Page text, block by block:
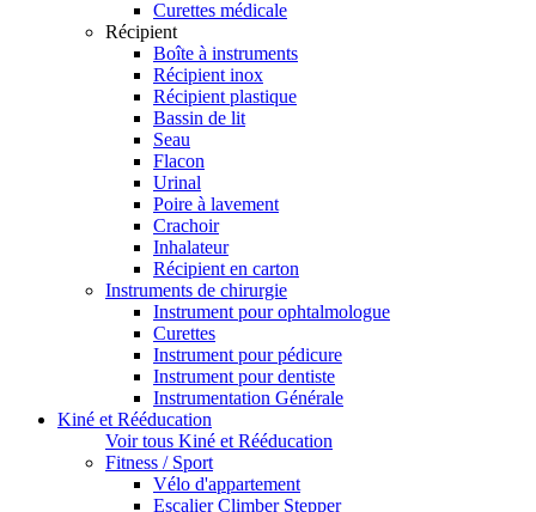
Curettes médicale
Récipient
Boîte à instruments
Récipient inox
Récipient plastique
Bassin de lit
Seau
Flacon
Urinal
Poire à lavement
Crachoir
Inhalateur
Récipient en carton
Instruments de chirurgie
Instrument pour ophtalmologue
Curettes
Instrument pour pédicure
Instrument pour dentiste
Instrumentation Générale
Kiné et Rééducation
Voir tous Kiné et Rééducation
Fitness / Sport
Vélo d'appartement
Escalier Climber Stepper